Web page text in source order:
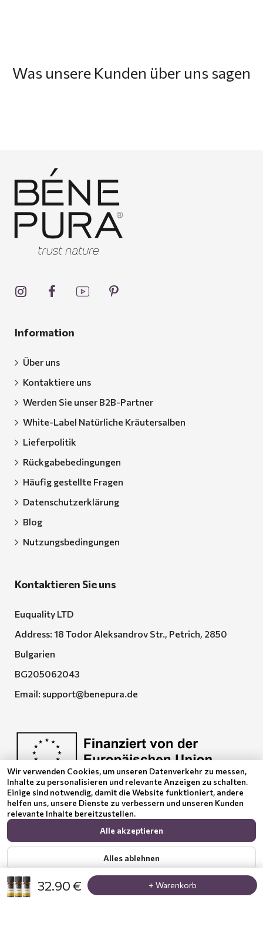
Was unsere Kunden über uns sagen
32.90 € + Warenkorb
Information
Über uns
Kontaktiere uns
Werden Sie unser B2B-Partner
White-Label Natürliche Kräutersalben
Lieferpolitik
Rückgabebedingungen
Häufig gestellte Fragen
Datenschutzerklärung
Blog
Nutzungsbedingungen
Kontaktieren Sie uns
Euquality LTD
Address: 18 Todor Aleksandrov Str., Petrich, 2850
Bulgarien
BG205062043
Email: support@benepura.de
Euquality LTD führt den Vertrag No. BG-RRP-3.005-
2120-C01
© 2024 Benepura Trust Nature. All Rights Reserved
Wir verwenden Cookies, um unseren Datenverkehr zu messen,
Inhalte zu personalisieren und relevante Anzeigen zu schalten.
Einige sind notwendig, damit die Website funktioniert, andere
helfen uns, unsere Dienste zu verbessern und unseren Kunden
relevante Inhalte bereitzustellen.
Alle akzeptieren
Alles ablehnen
Zeig mehr Datenschutzerklärung